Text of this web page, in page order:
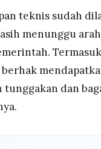
teknis sudah
menunggu
tunggakan dan